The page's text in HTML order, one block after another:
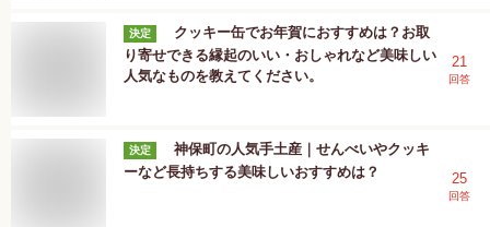
決定
クッキー缶でお年賀におすすめは？お取
り寄せできる縁起のいい・おしゃれなど美味しい
人気なものを教えてください。
21
回答
決定
神保町の人気手土産｜せんべいやクッキ
ーなど長持ちする美味しいおすすめは？
25
回答